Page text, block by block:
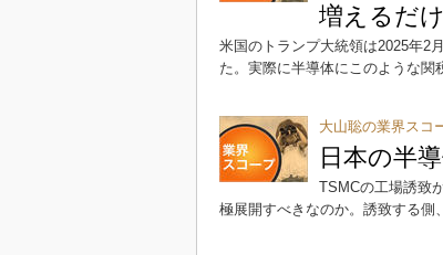
増えるだけ
米国のトランプ大統領は2025年2
た。実際に半導体にこのような関
大山聡の業界スコ
日本の半
TSMCの工場誘致
極展開すべきなのか。誘致する側